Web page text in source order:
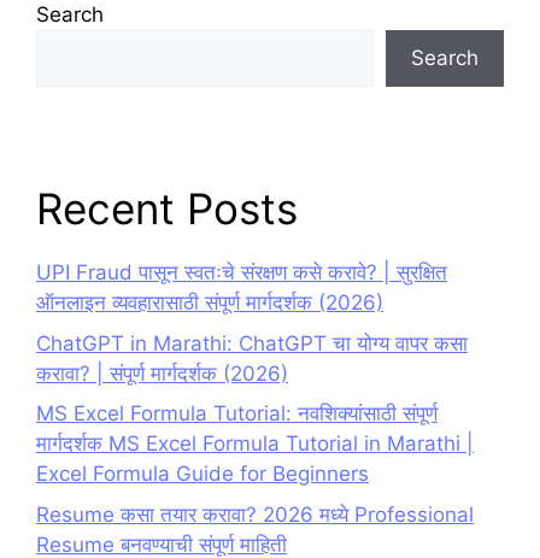
Search
Search
Recent Posts
UPI Fraud पासून स्वतःचे संरक्षण कसे करावे? | सुरक्षित
ऑनलाइन व्यवहारासाठी संपूर्ण मार्गदर्शक (2026)
ChatGPT in Marathi: ChatGPT चा योग्य वापर कसा
करावा? | संपूर्ण मार्गदर्शक (2026)
MS Excel Formula Tutorial: नवशिक्यांसाठी संपूर्ण
मार्गदर्शक MS Excel Formula Tutorial in Marathi |
Excel Formula Guide for Beginners
Resume कसा तयार करावा? 2026 मध्ये Professional
Resume बनवण्याची संपूर्ण माहिती